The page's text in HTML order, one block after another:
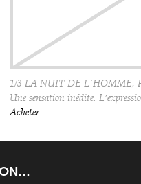
1/3 LA NUIT DE L'HOMME,
Une sensation inédite.
Acheter